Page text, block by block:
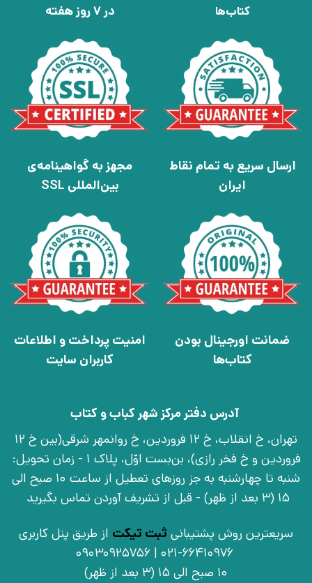
کتاب‌ها
در 7 روز هفته
ارسال سریع به تمام نقاط
ایران
مجهز به گواهینامه‌ی
بین‌المللی SSL
ضمانت اورجینال بودن
کتاب‌ها
امنیت پرداخت و اطلاعات
کاربران سایت
آدرس دفتر مرکز شهر کباب و کتاب
تهران، خ انقلاب، خ 12 فروردین، خ روانمهر شرقی(بین خ 12
فروردین و خ فخر رازی)، بن‌بست اوّل، پلاک 1 - زمان تحویل:
شنبه تا چهارشنبه به جز روزهای تعطیل از ساعت 10 صبح الی
15 (3 بعد از ظهر) - قبل از تشریف آوردن تماس بگیرید
سریعترین روش پشتیبانی ثبت تیکت از طریق پنل کاربری
021-66410976 | 09030925756
10 صبح الی 15 (3 بعد از ظهر)